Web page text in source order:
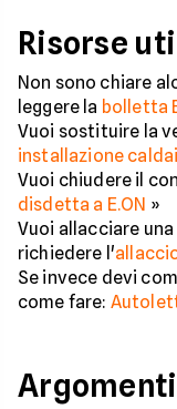
Risorse
Non sono chiare
leggere la bolletta
Vuoi sostituire la
installazione
Vuoi chiudere il
disdetta a E.ON »
Vuoi allacciare
richiedere l'
Se invece devi
come fare: